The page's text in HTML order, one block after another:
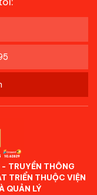
TRUYỀN THÔNG
TRIỂN THUỘC VIỆN
QUẢN LÝ